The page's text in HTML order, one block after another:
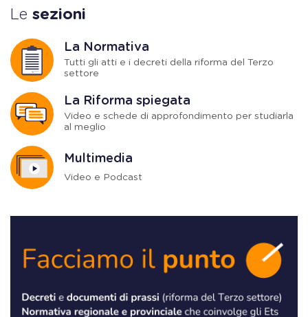
Le sezioni
La Normativa
Tutti gli atti e i decreti della riforma del Terzo
settore
La Riforma spiegata
Video e schede di approfondimento per studiarla
al meglio
Multimedia
Video e Podcast